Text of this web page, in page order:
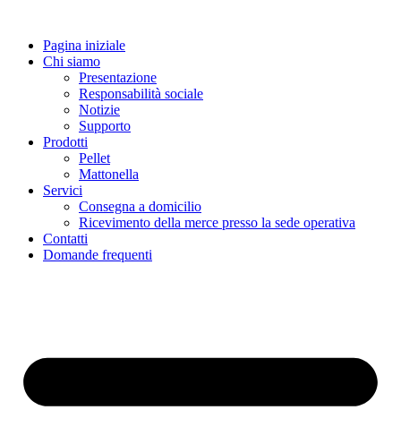
contenutoPagina iniziale
Chi siamo
Presentazione
Responsabilità sociale
Notizie
Supporto
Prodotti
Pellet
Mattonella
Servici
Consegna a domicilio
Ricevimento della merce presso la sede operativa
Contatti
Domande frequenti